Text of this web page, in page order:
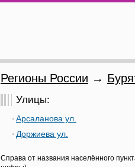
Регионы России →
Улицы:
Арсаланова ул.
Доржиева ул.
Справа от названия населённого